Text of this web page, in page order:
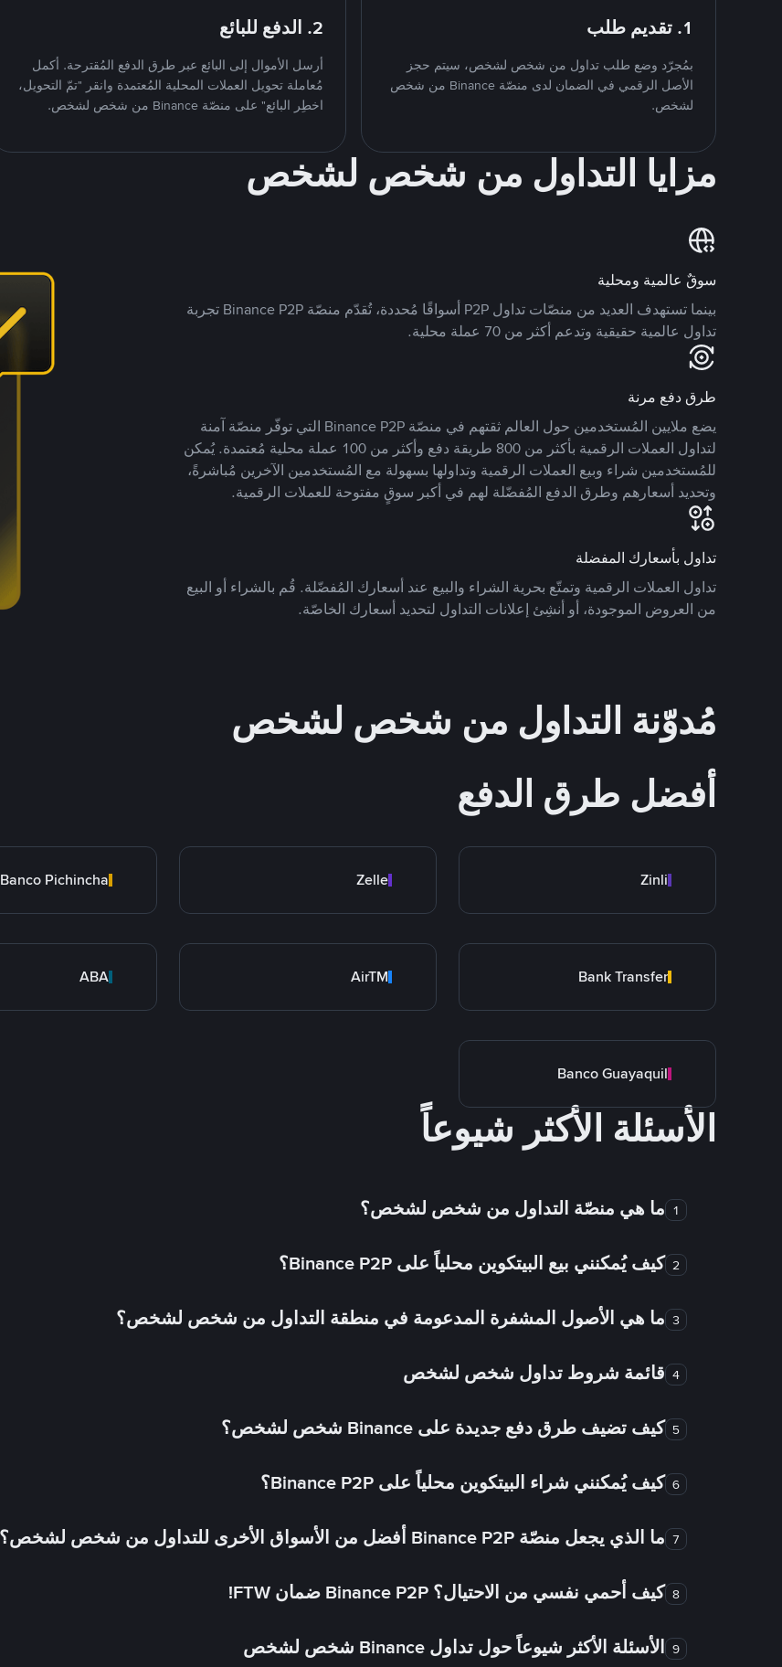
1. تقديم طلب
بمُجرّد وضع طلب تداول من شخص لشخص، سيتم حجز
الأصل الرقمي في الضمان لدى منصّة Binance من شخص
لشخص.
2. الدفع للبائع
أرسل الأموال إلى البائع عبر طرق الدفع المُقترحة. أكمل
مُعاملة تحويل العملات المحلية المُعتمدة وانقر "تمّ التحويل،
اخطِر البائع" على منصّة Binance من شخص لشخص.
مزايا التداول من شخص لشخص
سوقٌ عالمية ومحلية
بينما تستهدف العديد من منصّات تداول P2P أسواقًا مُحددة، تُقدّم منصّة Binance P2P تجربة
تداول عالمية حقيقية وتدعم أكثر من 70 عملة محلية.
طرق دفع مرنة
يضع ملايين المُستخدمين حول العالم ثقتهم في منصّة Binance P2P التي توفّر منصّة آمنة
لتداول العملات الرقمية بأكثر من 800 طريقة دفع وأكثر من 100 عملة محلية مُعتمدة. يُمكن
للمُستخدمين شراء وبيع العملات الرقمية وتداولها بسهولة مع المُستخدمين الآخرين مُباشرةً،
وتحديد أسعارهم وطرق الدفع المُفضّلة لهم في أكبر سوقٍ مفتوحة للعملات الرقمية.
تداول بأسعارك المفضلة
تداول العملات الرقمية وتمتّع بحرية الشراء والبيع عند أسعارك المُفضّلة. قُم بالشراء أو البيع
من العروض الموجودة، أو أنشِئ إعلانات التداول لتحديد أسعارك الخاصّة.
مُدوّنة التداول من شخص لشخص
أفضل طرق الدفع
Zinli
Zelle
Banco Pichincha
Bank Transfer
AirTM
ABA
Banco Guayaquil
الأسئلة الأكثر شيوعاً
1 ما هي منصّة التداول من شخص لشخص؟
2 كيف يُمكنني بيع البيتكوين محلياً على Binance P2P؟
3 ما هي الأصول المشفرة المدعومة في منطقة التداول من شخص لشخص؟
4 قائمة شروط تداول شخص لشخص
5 كيف تضيف طرق دفع جديدة على Binance شخص لشخص؟
6 كيف يُمكنني شراء البيتكوين محلياً على Binance P2P؟
7 ما الذي يجعل منصّة Binance P2P أفضل من الأسواق الأخرى للتداول من شخص لشخص؟
8 كيف أحمي نفسي من الاحتيال؟ Binance P2P ضمان FTW!
9 الأسئلة الأكثر شيوعاً حول تداول Binance شخص لشخص